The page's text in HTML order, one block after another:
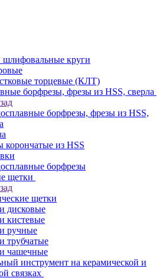
шлифовальные круги
торцевые (КЛТ)
борфрезы, фрезы из HSS, сверла
борфрезы, фрезы из HSS,
корончатые из HSS
борфрезы
щетки
щетки
дисковые
кистевые
ручные
трубчатые
чашечные
инструмент на керамической и
связках